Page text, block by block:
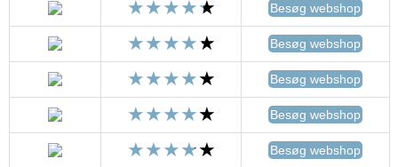
Besøg webshop
Besøg webshop
Besøg webshop
Besøg webshop
Besøg webshop